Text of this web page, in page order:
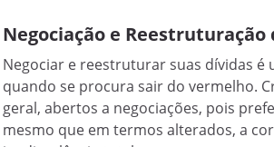
Negociação e Reestruturação
Negociar e reestruturar suas dívidas é
quando se procura sair do vermelho.
geral, abertos a negociações, pois
mesmo que em termos alterados, a